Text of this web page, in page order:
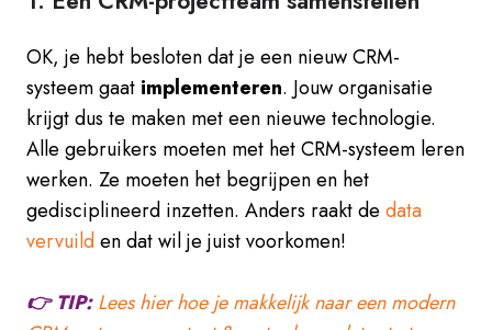
OK, je hebt besloten dat je een nieuw CRM-
systeem gaat implementeren. Jouw organisatie
krijgt dus te maken met een nieuwe technologie.
Alle gebruikers moeten met het CRM-systeem leren
werken. Ze moeten het begrijpen en het
gedisciplineerd inzetten. Anders raakt de data
vervuilden dat wil je juist voorkomen!
👉 TIP: Lees hier hoe je makkelijk naar een modern